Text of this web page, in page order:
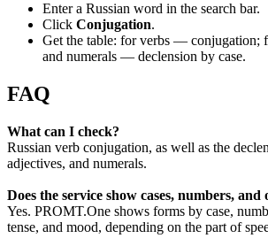
Enter a Russian word in the search bar.
Click Conjugation.
Get the table: for verbs — conjugation;
and numerals — declension by case.
FAQ
What can I check?
Russian verb conjugation, as well as the
adjectives, and numerals.
Does the service show cases, numbers, and
Yes. PROMT.One shows forms by case,
tense, and mood, depending on the part of